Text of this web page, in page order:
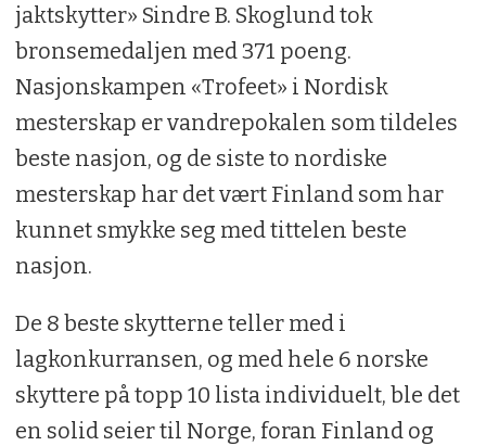
jaktskytter» Sindre B. Skoglund tok
bronsemedaljen med 371 poeng.
Nasjonskampen «Trofeet» i Nordisk
mesterskap er vandrepokalen som tildeles
beste nasjon, og de siste to nordiske
mesterskap har det vært Finland som har
kunnet smykke seg med tittelen beste
nasjon.
De 8 beste skytterne teller med i
lagkonkurransen, og med hele 6 norske
skyttere på topp 10 lista individuelt, ble det
en solid seier til Norge, foran Finland og